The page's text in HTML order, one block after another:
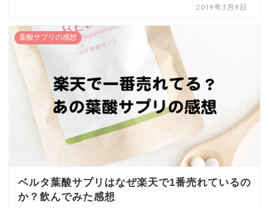
2019年3月8日
葉酸サプリの感想
ベルタ葉酸サプリはなぜ楽天で1番売れているの
か？飲んでみた感想